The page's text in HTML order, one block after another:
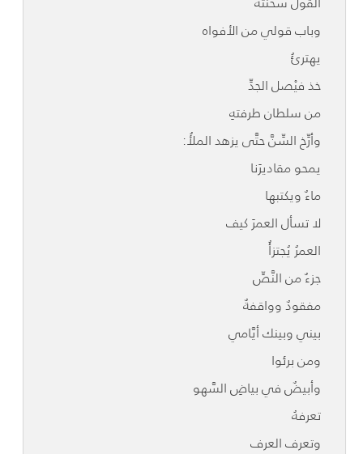
وباب قولي من الأفواه
يهترئُ
خذ فيْصل الجدِّ
من سلطان طرفتهِ
وأرِّخ السِّنَّ حتَّى يزهد الملأُ:
يمحو مقاديرَنا
ماءٌ ويكتبها
لا تسأل العمرَ كيف
العمرُ يُجتزأُ
جزءٌ من النَّصِّ
مفقودٌ وواقفةٌ
بيني وبينك أيَّامي
ومن برئوا
وأبيضٌ في بياضِ السَّهو
تعرفهُ
وتعرف العرف